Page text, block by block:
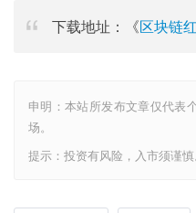
下载地址：《区块链
申明：本站所发布文章仅代表
场。
提示：投资有风险，入市须谨